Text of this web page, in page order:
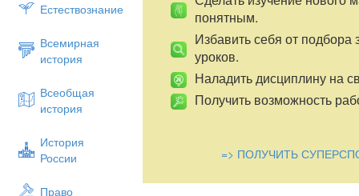
Естествознание
Всемирная
история
Всеобщая
история
История
России
Право
понятным.
Избавить себя от подбора
уроков.
Наладить дисциплину на
Получить возможность
=> ПОЛУЧИТЬ